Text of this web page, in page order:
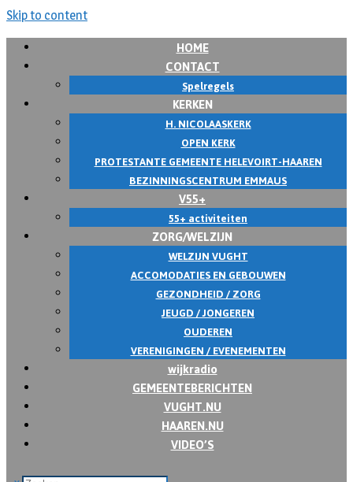
Skip to content
HOME
CONTACT
Spelregels
KERKEN
H. NICOLAASKERK
OPEN KERK
PROTESTANTE GEMEENTE HELEVOIRT-HAAREN
BEZINNINGSCENTRUM EMMAUS
V55+
55+ activiteiten
ZORG/WELZIJN
WELZIJN VUGHT
ACCOMODATIES EN GEBOUWEN
GEZONDHEID / ZORG
JEUGD / JONGEREN
OUDEREN
VERENIGINGEN / EVENEMENTEN
wijkradio
GEMEENTEBERICHTEN
VUGHT.NU
HAAREN.NU
VIDEO’S